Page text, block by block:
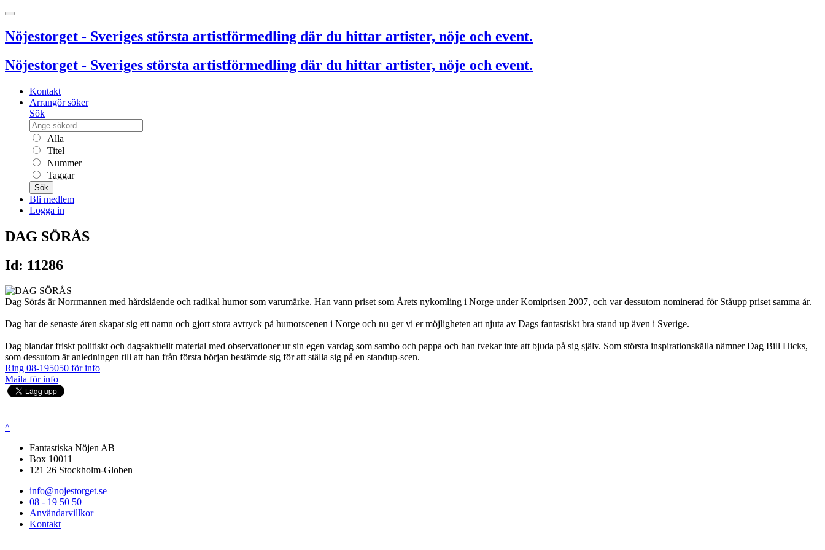
Nöjestorget - Sveriges största artistförmedling där du hittar artister, nöje och event.
Nöjestorget - Sveriges största artistförmedling där du hittar artister, nöje och event.
Kontakt
Arrangör söker
Sök
Alla
Titel
Nummer
Taggar
Sök
Bli medlem
Logga in
DAG SÖRÅS
Id: 11286
Dag Sörås är Norrmannen med hårdslående och radikal humor som varumärke. Han vann priset som Årets nykomling i Norge under Komiprisen 2007, och var dessutom nominerad för Ståupp priset samma år.
Dag har de senaste åren skapat sig ett namn och gjort stora avtryck på humorscenen i Norge och nu ger vi er möjligheten att njuta av Dags fantastiskt bra stand up även i Sverige.
Dag blandar friskt politiskt och dagsaktuellt material med observationer ur sin egen vardag som sambo och pappa och han tvekar inte att bjuda på sig själv. Som största inspirationskälla nämner Dag Bill Hicks,
som dessutom är anledningen till att han från första början bestämde sig för att ställa sig på en standup-scen.
Ring 08-195050 för info
Maila för info
^
Fantastiska Nöjen AB
Box 10011
121 26 Stockholm-Globen
info@nojestorget.se
08 - 19 50 50
Användarvillkor
Kontakt